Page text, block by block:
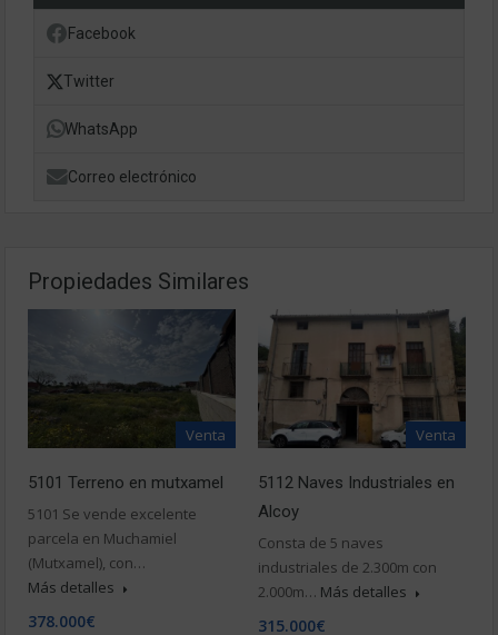
Facebook
Twitter
WhatsApp
Correo electrónico
Propiedades Similares
Venta
5101 Terreno en mutxamel
5101 Se vende excelente
parcela en Muchamiel
(Mutxamel), con…
Más detalles
378.000€
Venta
5112 Naves Industriales en
Alcoy
Consta de 5 naves
industriales de 2.300m con
2.000m… Más detalles
315.000€